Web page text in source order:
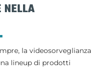
la videosorveglianza
lineup di prodotti